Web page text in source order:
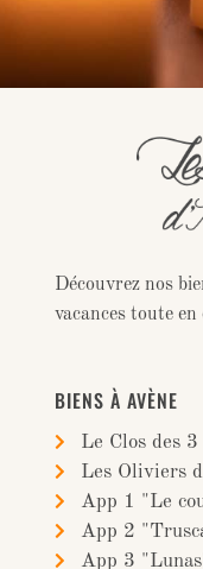
Découvrez nos
vacances toute
BIENS À AVÈNE
Le Clos des
Les Oliviers
App 1 "Le
App 2
App 3